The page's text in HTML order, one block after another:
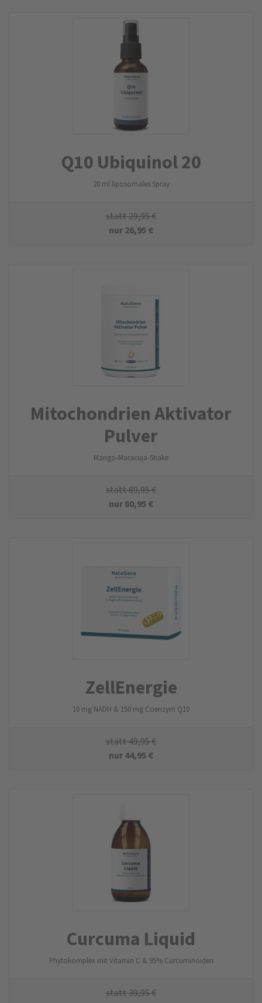
Q10 Ubiquinol 20
20 ml liposomales Spray
statt29,95€
nur26,95 €
Mitochondrien Aktivator
Pulver
Mango-Maracuja-Shake
statt89,95€
nur80,95 €
ZellEnergie
10 mg NADH & 150 mg Coenzym Q10
statt49,95€
nur44,95 €
Curcuma Liquid
Phytokomplex mit Vitamin C & 95% Curcuminoiden
statt39,95€